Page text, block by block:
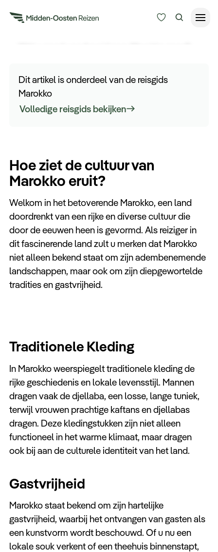
Meer
Cultuur van Marokko
over de cultuur in Marokko.
Dit artikel is onderdeel van de reisgids
Marokko
Volledige reisgids bekijken
Hoe ziet de cultuur van
Marokko eruit?
Welkom in het betoverende Marokko, een land
doordrenkt van een rijke en diverse cultuur die
door de eeuwen heen is gevormd. Als reiziger in
dit fascinerende land zult u merken dat Marokko
niet alleen bekend staat om zijn adembenemende
landschappen, maar ook om zijn diepgewortelde
tradities en gastvrijheid.
Traditionele Kleding
In Marokko weerspiegelt traditionele kleding de
rijke geschiedenis en lokale levensstijl. Mannen
dragen vaak de djellaba, een losse, lange tuniek,
terwijl vrouwen prachtige kaftans en djellabas
dragen. Deze kledingstukken zijn niet alleen
functioneel in het warme klimaat, maar dragen
ook bij aan de culturele identiteit van het land.
Gastvrijheid
Marokko staat bekend om zijn hartelijke
gastvrijheid, waarbij het ontvangen van gasten als
een kunstvorm wordt beschouwd. Of u nu een
lokale souk verkent of een theehuis binnenstapt,